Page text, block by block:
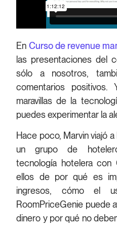
En Curso de revenue
las presentaciones del
sólo a nosotros,
comentarios
maravillas de la
puedes experimentar la
Hace poco, Marvin viajó
un grupo de
tecnología hotelera con
ellos de por qué es
ingresos, cómo el
RoomPriceGenie puede
dinero y por qué no